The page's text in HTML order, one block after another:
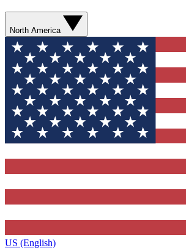
North America
US (English)